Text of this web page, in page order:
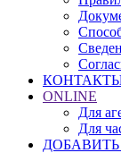
ONLINE
Для
Для